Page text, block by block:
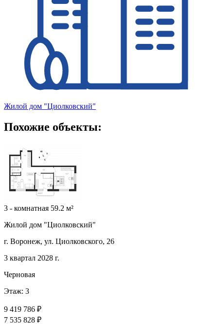
Жилой дом "Циолковский"
Похожие объекты:
3 - комнатная 59.2 м²
Жилой дом "Циолковский"
г. Воронеж, ул. Циолковского, 26
3 квартал 2028 г.
Черновая
Этаж: 3
9 419 786 ₽
7 535 828 ₽